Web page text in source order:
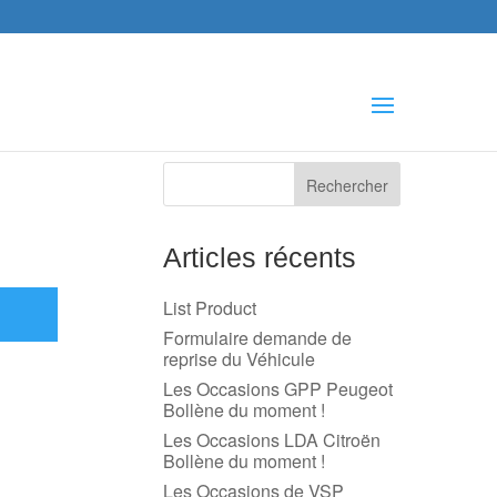
Articles récents
List Product
Formulaire demande de
reprise du Véhicule
Les Occasions GPP Peugeot
Bollène du moment !
Les Occasions LDA Citroën
Bollène du moment !
Les Occasions de VSP